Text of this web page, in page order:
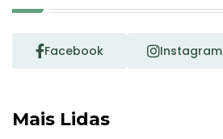
Facebook Instagram
Mais Lidas